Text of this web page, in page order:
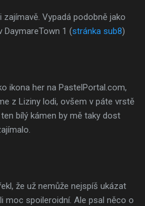
zajímavě. Vypadá podobně jako
1 (stránka sub8)
ikona her na PastelPortal.com,
z Liziny lodi, ovšem v páte vrstě
bílý kámen by mě taky dost
že už nemůže nejspíš ukázat
moc spoileroidní. Ale psal něco o